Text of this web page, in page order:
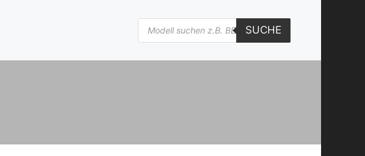
Products
search
SUCHE